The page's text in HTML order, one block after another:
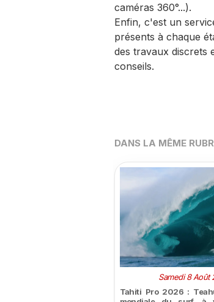
caméras 360°...).
Enfin, c'est un
présents à chaque
des travaux discrets
conseils.
DANS LA MÊME
Samedi 8 Août
Tahiti Pro 2026 :